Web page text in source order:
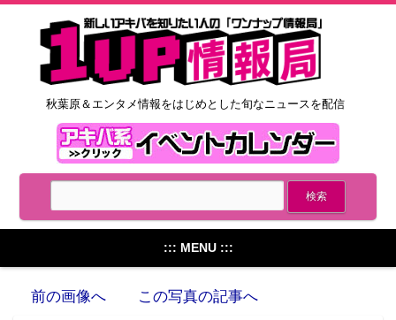
秋葉原＆エンタメ情報をはじめとした旬なニュースを配信
::: MENU :::
前の画像へ この写真の記事へ